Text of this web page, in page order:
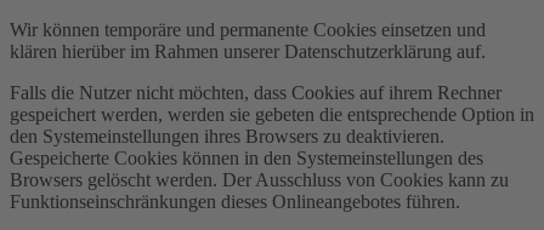
Wir können temporäre und permanente Cookies einsetzen und
klären hierüber im Rahmen unserer Datenschutzerklärung auf.
Falls die Nutzer nicht möchten, dass Cookies auf ihrem Rechner
gespeichert werden, werden sie gebeten die entsprechende Option in
den Systemeinstellungen ihres Browsers zu deaktivieren.
Gespeicherte Cookies können in den Systemeinstellungen des
Browsers gelöscht werden. Der Ausschluss von Cookies kann zu
Funktionseinschränkungen dieses Onlineangebotes führen.